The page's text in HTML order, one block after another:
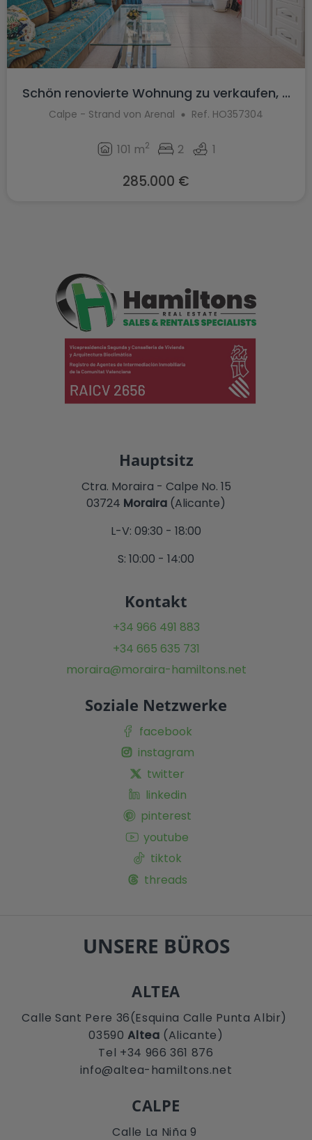
Schön renovierte Wohnung zu verkaufen, ...
Calpe - Strand von Arenal Ref. HO357304
101 m2 2 1
285.000 €
Hauptsitz
Ctra. Moraira - Calpe No. 15
03724 Moraira (Alicante)
L-V: 09:30 - 18:00
S: 10:00 - 14:00
Kontakt
+34 966 491 883
+34 665 635 731
moraira@moraira-hamiltons.net
Soziale Netzwerke
facebook
instagram
twitter
linkedin
pinterest
youtube
tiktok
threads
UNSERE BÜROS
ALTEA
Calle Sant Pere 36(Esquina Calle Punta Albir)
03590Altea (Alicante)
Tel +34 966 361 876
info@altea-hamiltons.net
CALPE
Calle La Niña 9